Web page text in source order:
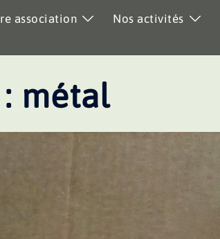
association Nos activités
métal